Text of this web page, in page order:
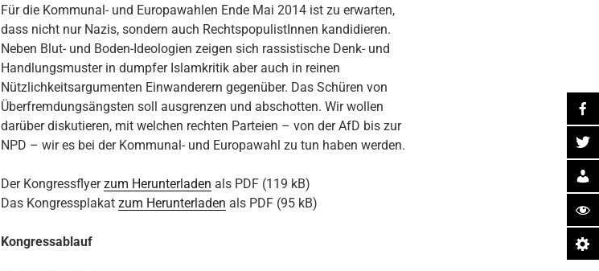
Für die Kommunal- und Europawahlen Ende Mai 2014 ist zu erwarten,
dass nicht nur Nazis, sondern auch RechtspopulistInnen kandidieren.
Neben Blut- und Boden-Ideolo­gien zeigen sich rassistische Denk- und
Handlungsmuster in dumpfer Islamkritik aber auch in reinen
Nützlichkeitsargumenten Einwanderern gegenüber. Das Schüren von
Überfremdungsängsten soll ausgrenzen und abschotten. Wir wollen
darüber disku­tieren, mit welchen rechten Parteien – von der AfD bis zur
NPD – wir es bei der Kommunal- und Europawahl zu tun haben werden.
Der Kongressflyerzum Herunterladen als PDF (119 kB)
Das Kongressplakat zum Herunterladen als PDF (95 kB)
Kongressablauf